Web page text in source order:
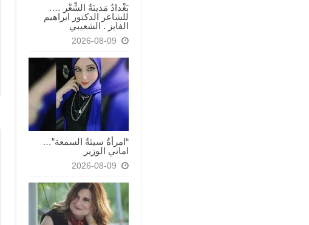
بَغْدادُ مَدينَةُ الشِّعْر ….
للشاعر الدكتور ابراهيم
الفايز . الشعيبي
2026-08-09
“امرأةٌ سيئةُ السمعة”…
اماني الوزير
2026-08-09